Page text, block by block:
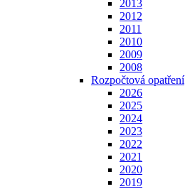
2013
2012
2011
2010
2009
2008
Rozpočtová opatření
2026
2025
2024
2023
2022
2021
2020
2019